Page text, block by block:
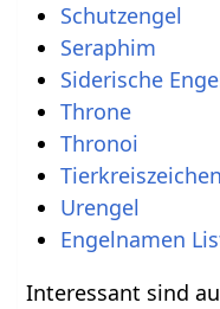
Schutzengel
Seraphim
Siderische
Throne
Thronoi
Urengel
Engelnamen
Interessant sind